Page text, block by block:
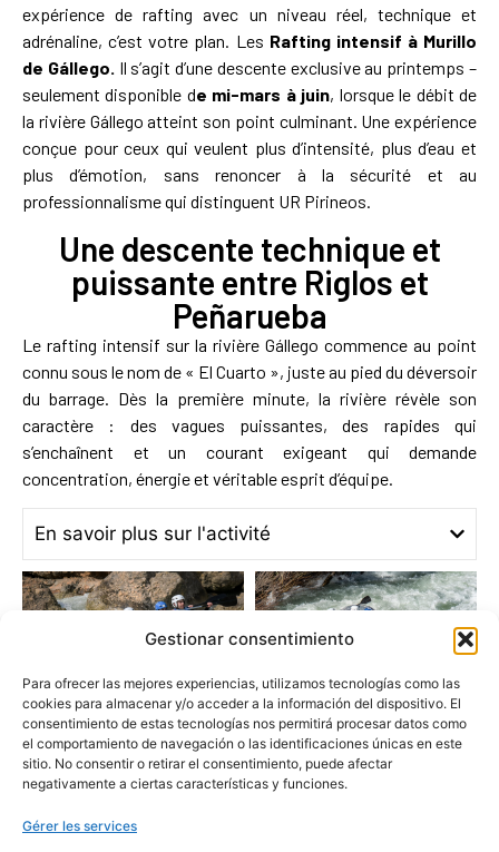
Gestionar consentimiento
Para ofrecer las mejores experiencias, utilizamos tecnologías como las
cookies para almacenar y/o acceder a la información del dispositivo. El
consentimiento de estas tecnologías nos permitirá procesar datos como
el comportamiento de navegación o las identificaciones únicas en este
sitio. No consentir o retirar el consentimiento, puede afectar
negativamente a ciertas características y funciones.
Gérer les services
expérience de rafting avec un niveau réel, technique et
adrénaline, c’est votre plan. Les Rafting intensif à Murillo
de Gállego. Il s’agit d’une descente exclusive au printemps –
seulement disponible de mi-mars à juin, lorsque le débit de
la rivière Gállego atteint son point culminant. Une expérience
conçue pour ceux qui veulent plus d’intensité, plus d’eau et
plus d’émotion, sans renoncer à la sécurité et au
professionnalisme qui distinguent UR Pirineos.
Une descente technique et
puissante entre Riglos et
Peñarueba
Le rafting intensif sur la rivière Gállego commence au point
connu sous le nom de « El Cuarto », juste au pied du déversoir
du barrage. Dès la première minute, la rivière révèle son
caractère : des vagues puissantes, des rapides qui
s’enchaînent et un courant exigeant qui demande
concentration, énergie et véritable esprit d’équipe.
En savoir plus sur l'activité